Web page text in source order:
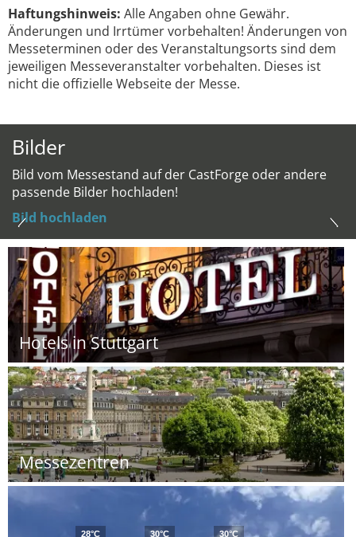
Haftungshinweis: Alle Angaben ohne Gewähr.
Änderungen und Irrtümer vorbehalten! Änderungen von
Messeterminen oder des Veranstaltungsorts sind dem
jeweiligen Messeveranstalter vorbehalten. Dieses ist
nicht die offizielle Webseite der Messe.
Bilder
Bild vom Messestand auf der CastForge oder andere
passende Bilder hochladen!
Bild hochladen
Hotels in Stuttgart
Messezentren
28°C
30°C
30°C